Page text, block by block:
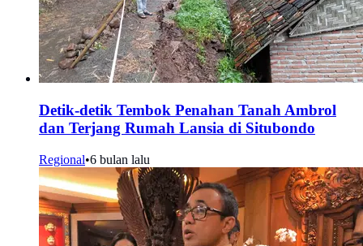
Detik-detik Tembok Penahan Tanah Ambrol
dan Terjang Rumah Lansia di Situbondo
Regional•6 bulan lalu